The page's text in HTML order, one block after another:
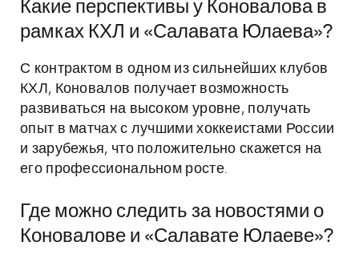
Какие перспективы у Коновалова в
рамках КХЛ и «Салавата Юлаева»?
С контрактом в одном из сильнейших клубов
КХЛ, Коновалов получает возможность
развиваться на высоком уровне, получать
опыт в матчах с лучшими хоккеистами России
и зарубежья, что положительно скажется на
его профессиональном росте.
Где можно следить за новостями о
Коновалове и «Салавате Юлаеве»?